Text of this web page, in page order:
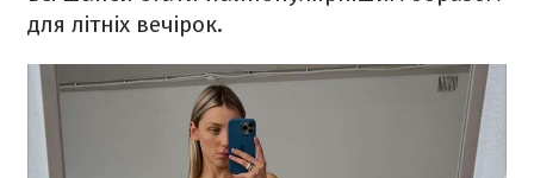
для літніх вечірок.